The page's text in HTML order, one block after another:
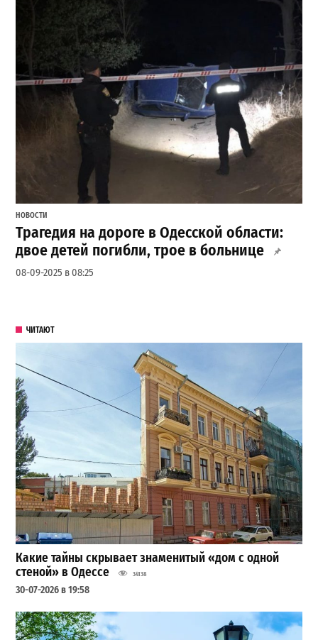
НОВОСТИ
Трагедия на дороге в Одесской области:
двое детей погибли, трое в больнице
08-09-2025 в 08:25
ЧИТАЮТ
Какие тайны скрывает знаменитый «дом с одной
стеной» в Одессе
34138
30-07-2026 в 19:58